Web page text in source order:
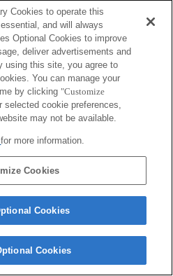
的节电模式时间不会重新计算。 相机系统软
，可解决该问题。
，无法正确存储光圈值。
版或更高版本的情况下，可以使用对焦锁定
Cookies to operate this
and will always
Optional Cookies to improve
deliver advertisements and
using this site, you agree to
You can manage your
by clicking "Customize
selected cookie preferences,
may not be available.
for more information.
Cookies
Cookies
Cookies